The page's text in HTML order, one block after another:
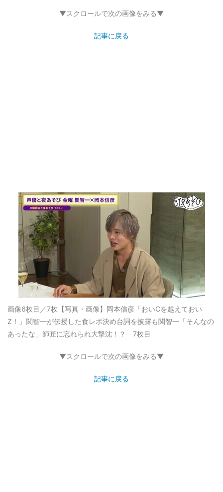
▼スクロールで次の画像をみる▼
記事に戻る
画像6枚目／7枚 【写真・画像】岡本信彦「おいCを越えておい
Z！」関智一が伝授した食レポ決め台詞を披露も関智一「そんなの
あったな」師匠に忘れられ大撃沈！？ 7枚目
▼スクロールで次の画像をみる▼
記事に戻る